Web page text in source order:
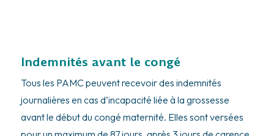
Indemnités avant le congé
Tous les PAMC peuvent recevoir des indemnités
journalières en cas d’incapacité liée à la grossesse
avant le début du congé maternité. Elles sont versées